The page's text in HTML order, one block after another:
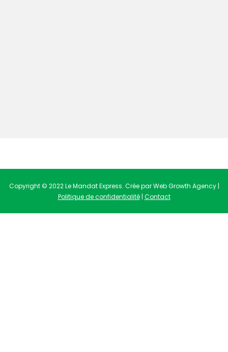
Copyright © 2022 Le Mandat Express. Crée par Web Growth Agency |
Politique de confidentialité| Contact